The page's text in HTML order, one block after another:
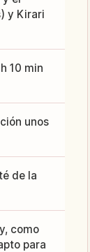
y Kirari
10 min
unos
de la
como
para